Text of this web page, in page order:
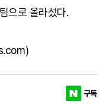
으로 올라섰다.
구독